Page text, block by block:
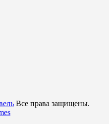
Все права защищены.